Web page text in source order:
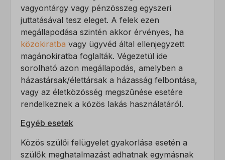
vagyontárgy vagy pénzösszeg egyszeri
juttatásával tesz eleget. A felek ezen
megállapodása szintén akkor érvényes, ha
közokiratba vagy ügyvéd által ellenjegyzett
magánokiratba foglalták. Végezetül ide
sorolható azon megállapodás, amelyben a
házastársak/élettársak a házasság felbontása,
vagy az életközösség megszűnése esetére
rendelkeznek a közös lakás használatáról.
Egyéb esetek
Közös szülői felügyelet gyakorlása esetén a
szülők meghatalmazást adhatnak egymásnak
wp-settings-time-*
_fbp
_gcl_aw
_gcl_gs
Egyéb szolgáltatások
Ez a kategória minden olyan sütit, domaint és szolgáltatást
magában foglal, amelyek nem tartoznak a megadott kategóriákba,
vagy amelyeket nem kategorizáltak.
Részletek megjelenítése
_dd_s
amp_*
ph_*_posthog